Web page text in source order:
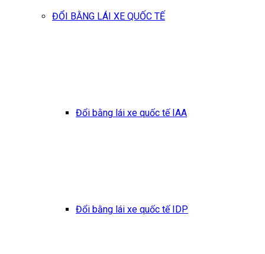
ĐỔI BẰNG LÁI XE QUỐC TẾ
Đổi bằng lái xe quốc tế IAA
Đổi bằng lái xe quốc tế IDP